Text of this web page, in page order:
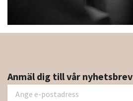
Anmäl dig till vår nyhetsbrev